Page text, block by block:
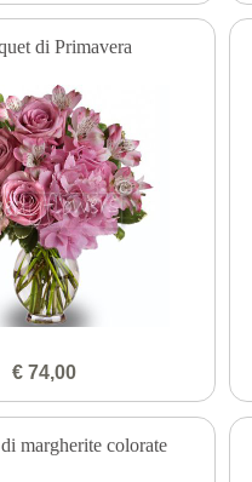
di Primavera
€ 74,00
margherite colorate